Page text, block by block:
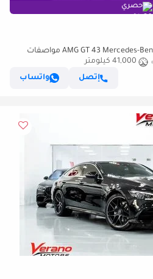
حصري
مرسيدس بنز AMG GT 43 Mercedes-Benz AMG GT 43 2022 مواصفات
41,000 كيلومتر
إتصل
واتساب